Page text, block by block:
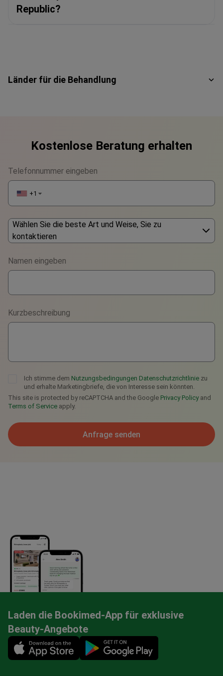
Republic?
Länder für die Behandlung
Kostenlose Beratung erhalten
Telefonnummer eingeben
+1 ▼
Wählen Sie die beste Art und Weise, Sie zu
kontaktieren
WhatsApp
Viber
Telegram
Namen eingeben
Kurzbeschreibung
Ich stimme dem Nutzungsbedingungen Datenschutzrichtlinie zu
und erhalte Marketingbriefe, die von Interesse sein könnten.
This site is protected by reCAPTCHA and the Google Privacy Policyand
Terms of Service apply.
Anfrage senden
Laden die Bookimed-App für exklusive
Beauty-Angebote
Mobile app illustration